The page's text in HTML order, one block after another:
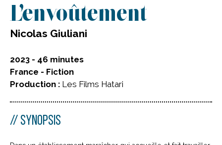
L’envoûtement
Nicolas Giuliani
2023 - 46 minutes
France - Fiction
Production : Les Films Hatari
SYNOPSIS